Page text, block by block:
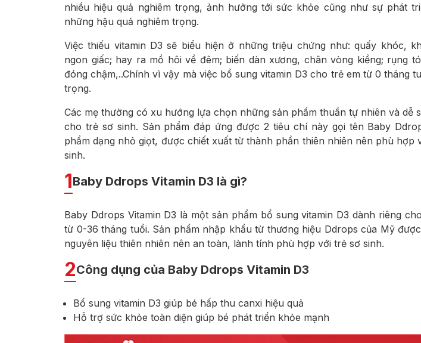
nhiều hiệu quả nghiêm trọng, ảnh hưởng tới sức khỏe cũng như sự phát
những hậu quả nghiêm trọng.
Việc thiếu vitamin D3 sẽ biểu hiện ở những triệu chứng như: quấy khóc,
ngon giấc; hay ra mồ hôi về đêm; biến dàn xương, chân vòng kiềng; rụng
đóng chậm,..Chính vì vậy mà việc bổ sung vitamin D3 cho trẻ em từ 0 tháng
trọng.
Các mẹ thường có xu hướng lựa chọn những sản phẩm thuần tự nhiên và dễ
cho trẻ sơ sinh. Sản phẩm đáp ứng được 2 tiêu chí này gọi tên Baby
phẩm dạng nhỏ giọt, được chiết xuất từ thành phần thiên nhiên nên phù hợp
sinh.
1Baby Ddrops Vitamin D3 là gì?
Baby Ddrops Vitamin D3 là một sản phẩm bổ sung vitamin D3 dành riêng
từ 0-36 tháng tuổi. Sản phẩm nhập khẩu từ thương hiệu Ddrops của Mỹ
nguyên liệu thiên nhiên nên an toàn, lành tính phù hợp với trẻ sơ sinh.
2Công dụng của Baby Ddrops Vitamin D3
Bổ sung vitamin D3 giúp bé hấp thu canxi hiệu quả
Hỗ trợ sức khỏe toàn diện giúp bé phát triển khỏe mạnh